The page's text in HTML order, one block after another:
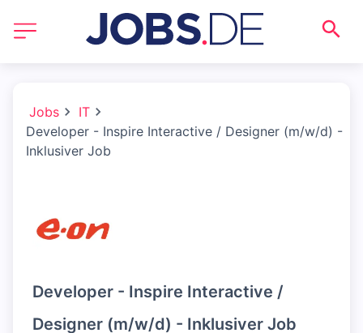
Jobs
IT
Developer - Inspire Interactive / Designer (m/w/d) -
Inklusiver Job
Developer - Inspire Interactive /
Designer (m/w/d) - Inklusiver Job